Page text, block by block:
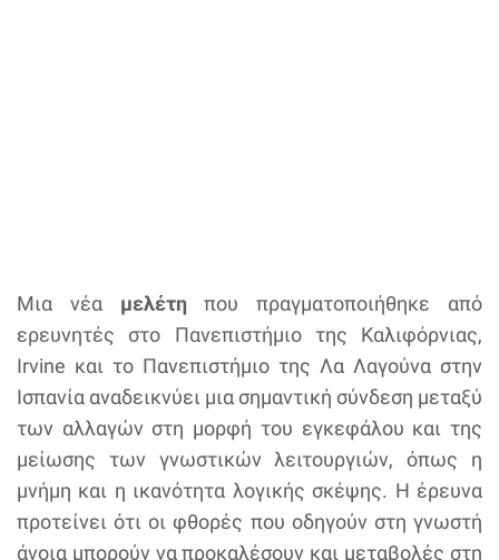
Μια νέα μελέτηπου πραγματοποιήθηκε από
ερευνητές στο Πανεπιστήμιο της Καλιφόρνιας,
Irvine και το Πανεπιστήμιο της Λα Λαγούνα στην
Ισπανία αναδεικνύει μια σημαντική σύνδεση μεταξύ
των αλλαγών στη μορφή του εγκεφάλου και της
μείωσης των γνωστικών λειτουργιών, όπως η
μνήμη και η ικανότητα λογικής σκέψης. Η έρευνα
προτείνει ότι οι φθορές που οδηγούν στη γνωστή
άνοια μπορούν να προκαλέσουν και μεταβολές στη